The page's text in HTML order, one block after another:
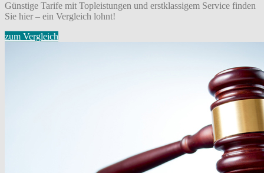
Günstige Tarife mit Topleistungen und erstklassigem Service finden
Sie hier – ein Vergleich lohnt!
zum Vergleich